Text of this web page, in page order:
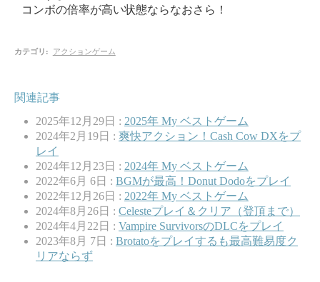
コンボの倍率が高い状態ならなおさら！
カテゴリ : アクションゲーム
関連記事
2025年12月29日 : 2025年 My ベストゲーム
2024年2月19日 : 爽快アクション！Cash Cow DXをプ
レイ
2024年12月23日 : 2024年 My ベストゲーム
2022年6月 6日 : BGMが最高！Donut Dodoをプレイ
2022年12月26日 : 2022年 My ベストゲーム
2024年8月26日 : Celesteプレイ＆クリア（登頂まで）
2024年4月22日 : Vampire SurvivorsのDLCをプレイ
2023年8月 7日 : Brotatoをプレイするも最高難易度ク
リアならず